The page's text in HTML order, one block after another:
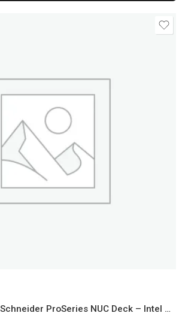
Mini PC/Barebone Schneider ProSeries NUC Deck – Intel Ultra Core 5-125H FreeDOS